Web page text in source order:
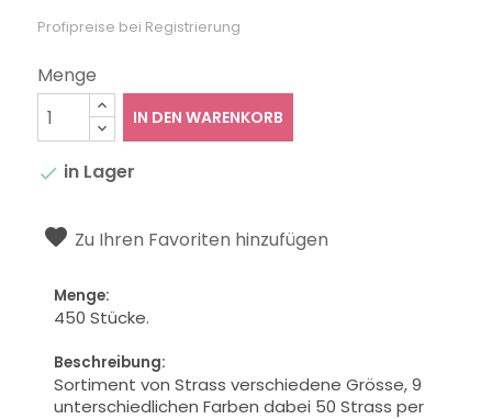
Profipreise bei Registrierung
Menge
IN DEN WARENKORB
 in Lager
Zu Ihren Favoriten hinzufügen
Menge:
450 Stücke.
Beschreibung:
Sortiment von Strass verschiedene Grösse, 9
unterschiedlichen Farben dabei 50 Strass per